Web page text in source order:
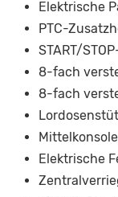
Elektrische
PTC-
START/
8-fach
8-fach
Elektrische